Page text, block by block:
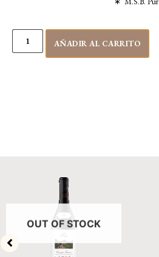
AÑADIR AL CARRITO
OUT OF STOCK